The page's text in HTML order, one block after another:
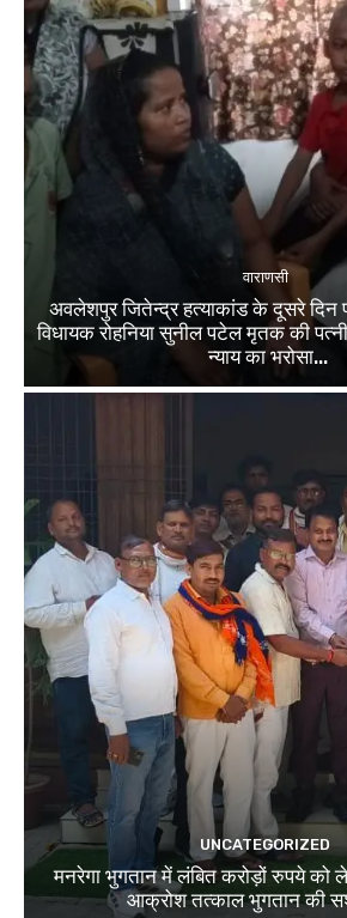
वाराणसी
अवलेशपुर जितेन्द्र हत्याकांड के दूसरे दिन
विधायक रोहनिया सुनील पटेल मृतक की पत्नी
न्याय का भरोसा...
UNCATEGORIZED
मनरेगा भुगतान में लंबित करोड़ों रुपये को
आक्रोश तत्काल भुगतान की